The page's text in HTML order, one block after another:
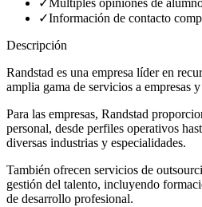
✓Múltiples opiniones de
✓Información de contacto
Descripción
Randstad es una empresa líder en
amplia gama de servicios a empresas
Para las empresas, Randstad
personal, desde perfiles operativos
diversas industrias y especialidades.
También ofrecen servicios de
gestión del talento, incluyendo
de desarrollo profesional.